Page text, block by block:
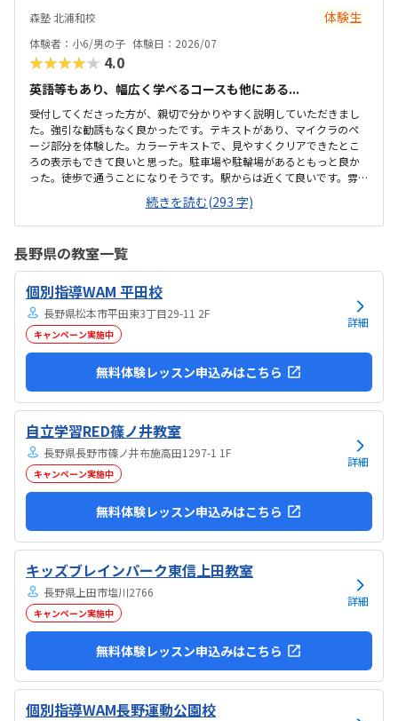
ているわけではありませんが、壁などで視線が分散しにくい工夫がさ
れており、集中しやすい雰囲気だと感じました。月4回（1回50分）で
約12,000円という料金は、我が家にとってはや...
森塾 北浦和校 体験生
体験者：小6/男の子 体験日：2026/07
★★★★★ 4.0
英語等もあり、幅広く学べるコースも他にある...
受付してくださった方が、親切で分かりやすく説明していただきまし
た。強引な勧誘もなく良かったです。テキストがあり、マイクラのペ
ージ部分を体験した。カラーテキストで、見やすくクリアできたとこ
ろの表示もできて良いと思った。駐車場や駐輪場があるともっと良か
った。徒歩で通うことになりそうです。駅からは近くて良いです。雰囲
気も良く、清潔感もあった。部屋が区切られていて、個人スペースも
確保されていて良かった。基本料金以外に、追加料金があまり無さそ
うで良かった。できれば、毎月1万以内で通いたいです。子供に熱心に
気持ちになれて良かった。
続きを読む(293 字)
長野県の教室一覧
個別指導WAM 平田校
長野県松本市平田東3丁目29-11 2F
キャンペーン実施中
詳細
無料体験レッスン申込みはこちら
自立学習RED篠ノ井教室
長野県長野市篠ノ井布施高田1297-1 1F
キャンペーン実施中
詳細
無料体験レッスン申込みはこちら
キッズブレインパーク東信上田教室
長野県上田市塩川2766
キャンペーン実施中
詳細
無料体験レッスン申込みはこちら
個別指導WAM長野運動公園校